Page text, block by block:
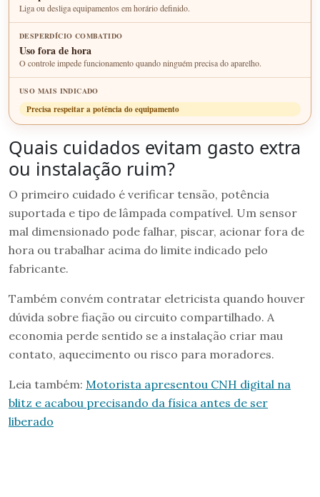
Liga ou desliga equipamentos em horário definido.
Uso fora de hora
O controle impede funcionamento quando ninguém precisa do aparelho.
Precisa respeitar a potência do equipamento
Quais cuidados evitam gasto extra
ou instalação ruim?
O primeiro cuidado é verificar tensão, potência
suportada e tipo de lâmpada compatível. Um sensor
mal dimensionado pode falhar, piscar, acionar fora de
hora ou trabalhar acima do limite indicado pelo
fabricante.
Também convém contratar eletricista quando houver
dúvida sobre fiação ou circuito compartilhado. A
economia perde sentido se a instalação criar mau
contato, aquecimento ou risco para moradores.
Leia também: Motorista apresentou CNH digital na
blitz e acabou precisando da física antes de ser
liberado